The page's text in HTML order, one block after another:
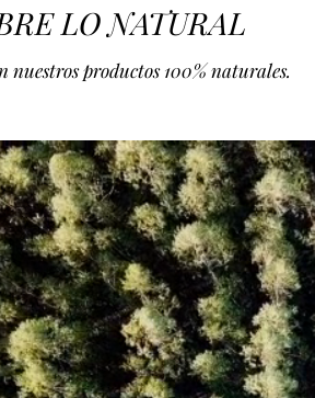
LO NATURAL
nuestros productos 100% naturales.